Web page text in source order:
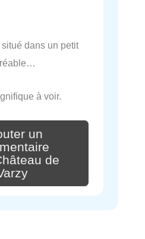
dans un petit
à voir.
un
de